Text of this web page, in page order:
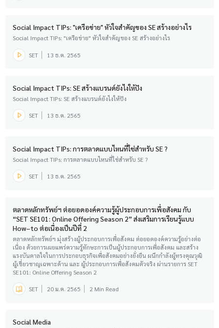
Social Impact TIPs: "เครือข่าย" หัวใจสำคัญของ SE สร้างอย่างไร
Social Impact TIPs: "เครือข่าย" หัวใจสำคัญของ SE สร้างอย่างไร
SET 13 ธ.ค. 2565
Social Impact TIPs: SE สร้างแบรนด์ยังไงให้ปัง
Social Impact TIPs: SE สร้างแบรนด์ยังไงให้ปัง
SET 13 ธ.ค. 2565
Social Impact TIPs: การตลาดแบบไหนที่ใช่สำหรับ SE ?
Social Impact TIPs: การตลาดแบบไหนที่ใช่สำหรับ SE ?
SET 13 ธ.ค. 2565
ตลาดหลักทรัพย์ฯ ต่อยอดองค์ความรู้ผู้ประกอบการเพื่อสังคม กับ
“SET SE101: Online Offering Season 2” ส่งเสริมการเรียนรู้แบบ
How–to ต่อเนื่องเป็นปีที่ 2
ตลาดหลักทรัพย์ฯ มุ่งสร้างผู้ประกอบการเพื่อสังคม ต่อยอดองค์ความรู้อย่างต่อ
เนื่อง ด้วยการเผยแพร่ความรู้ทักษะการเป็นผู้ประกอบการเพื่อสังคม และสร้าง
แรงบันดาลใจในการประกอบธุรกิจเพื่อสังคมอย่างยั่งยืน ผนึกกำลังผู้ทรงคุณวุฒิ
ผู้เชี่ยวชาญเฉพาะด้าน และ ผู้ประกอบการเพื่อสังคมตัวจริง ผ่านรายการ SET
SE101: Online Offering Season 2
SET 20 ม.ค. 2565 2 Min Read
Social Media